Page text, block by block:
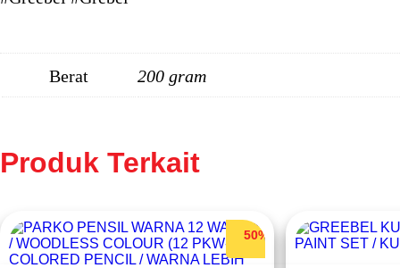
Berat 200 gram
Produk Terkait
50%